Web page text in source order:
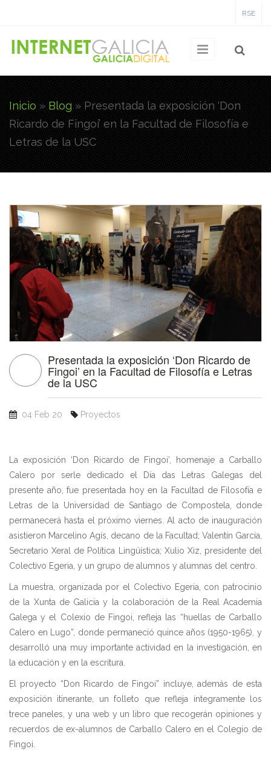
RSE
Usted está aquí
Inicio » Blog » Presentada la exposición ‘Don
Ricardo de Fingoi’ en la Facultad de Filosofía e
Letras de la USC
Presentada la exposición ‘Don Ricardo de
Fingoi’ en la Facultad de Filosofía e Letras
de la USC
04 Feb 20 Proyectos
La exposición ‘Don Ricardo de Fingoi’, homenaje a Carballo
Calero por serle dedicado el Día das Letras Galegas del
presente año, fue presentada hoy en la Facultad de Filosofía e
Letras de la Universidad de Santiago de Compostela, donde
permanecerá hasta el próximo viernes. Al acto de inauguración
asistieron Marcelino Agís, decano de la Facultad; Valentín García,
Secretario Xeral de Política Lingüística; Xulio Xiz, presidente del
Colectivo Egeria, y un grupo de alumnos y alumnas del centro.
La muestra, organizada por el Colectivo Egeria, con patrocinio
de la Xunta de Galicia y la colaboración de la Real Academia
Galega y el Colexio de Fingoi, refleja las “huellas de Carballo
Calero en Lugo”, donde permaneció quince años (1950-1965), y
desarrolló una muy importante actividad en la investigación, en
la educación y en la escritura.
El proyecto “Don Ricardo de Fingoi” incluye, además de esta
exposición itinerante, un folleto que refleja íntegramente los
trece paneles, y una web y un libro que recogerán opiniones y
recuerdos de ex-alumnos de Carballo Calero en el Colegio de
Fingoi.